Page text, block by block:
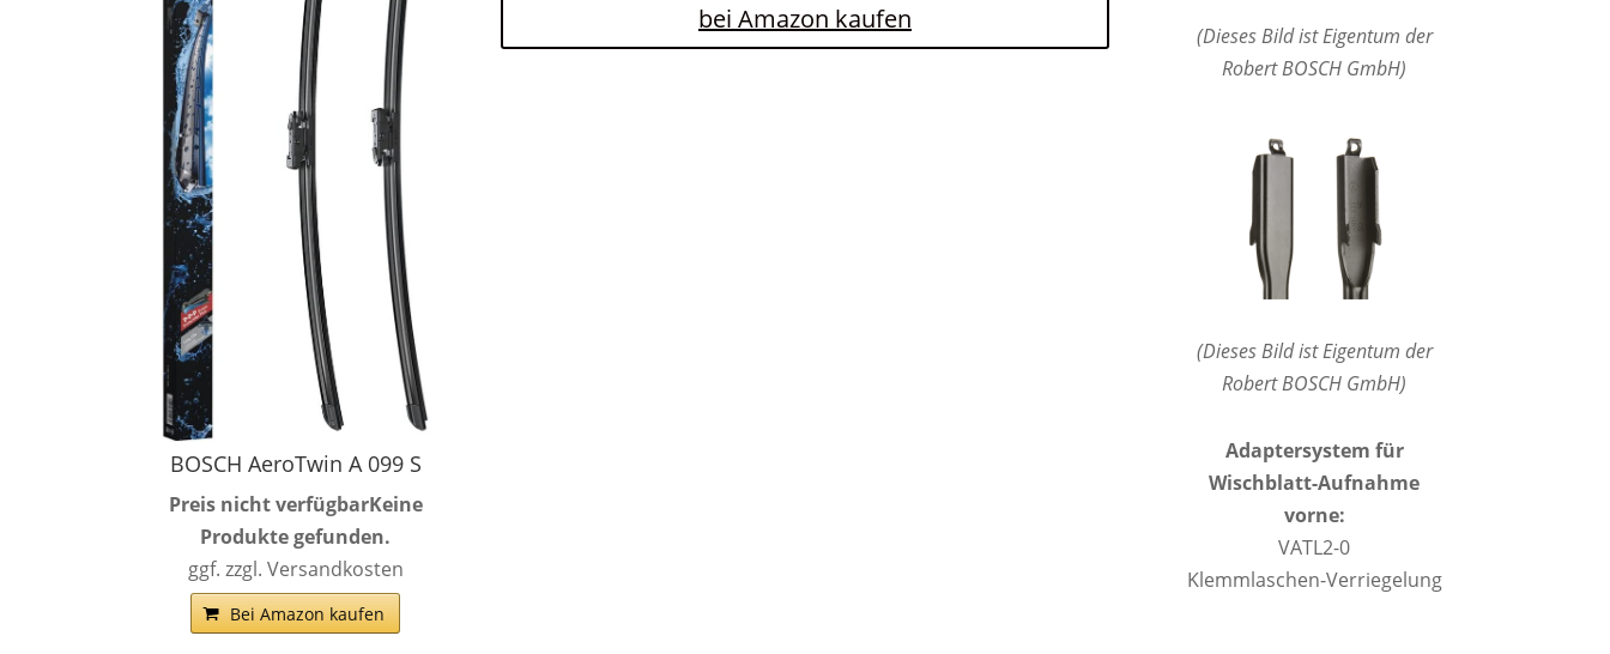
BOSCH AeroTwin A 099 S
Preis nicht verfügbarKeine
Produkte gefunden.
ggf. zzgl. Versandkosten
Bei Amazon kaufen
bei Amazon kaufen
(Dieses Bild ist Eigentum der
Robert BOSCH GmbH)
(Dieses Bild ist Eigentum der
Robert BOSCH GmbH)
Adaptersystem für
Wischblatt-Aufnahme
vorne:
VATL2-0
Klemmlaschen-Verriegelung